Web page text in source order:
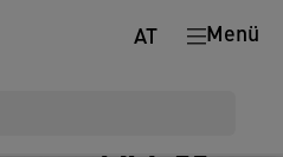
Menü
AT